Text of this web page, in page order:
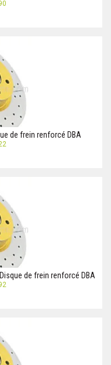
de frein renforcé DBA
de frein renforcé DBA